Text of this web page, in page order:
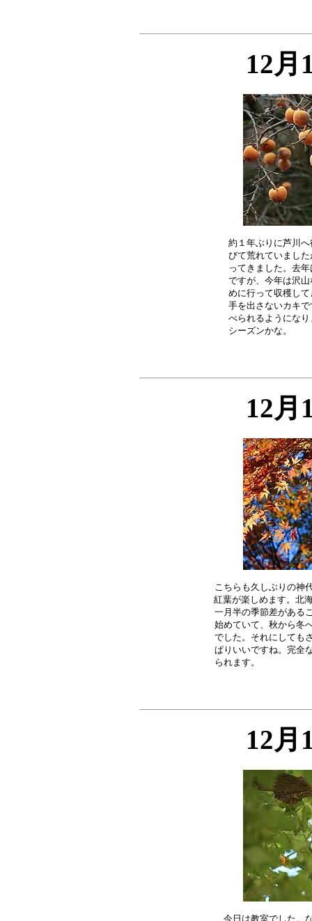
12月
約１年ぶりに芦川
びて荒れていまし
ってきました。去
ですが、今年は沢
めに行って収穫し
手を出さないカキ
べられるようにな
12月
こちらも久しぶりの神
紅葉が楽しめます。北
一月半の季節差がある
始めていて、秋から冬
でした。それにしても
ぱりいいですね。完全
12月
今日は教室でした。